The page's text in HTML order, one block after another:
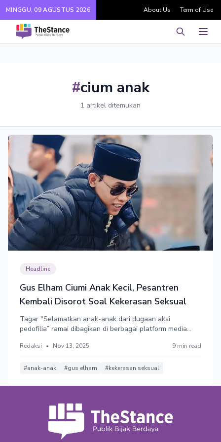
MINGGU, 09 AGUSTUS 2026 About Us Term of Use
Pencarian
#cium anak
1 artikel ditemukan
Headline
Gus Elham Ciumi Anak Kecil, Pesantren
Kembali Disorot Soal Kekerasan Seksual
Tagar "Selamatkan anak-anak dari dugaan aksi
pedofilia” ramai dibagikan di berbagai platform media
anak kecil membuat lingkungan pesantren kembali
Redaksi • Nov 13, 2025 9 min read
#anak-anak #gus elham #kekerasan seksual